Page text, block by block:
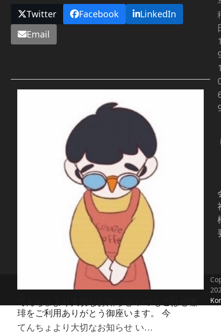
Twitter Facebook
LinkedIn
Email
琲をご利用ありがとう御座います。 今
てんちょより大切なお知らせ い…